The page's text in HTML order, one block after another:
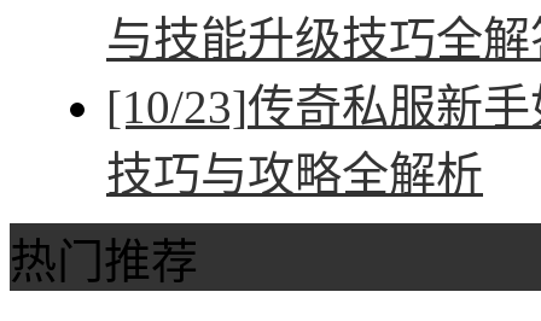
与技能升级技巧全解
[10/23]传奇私服新
技巧与攻略全解析
热门推荐